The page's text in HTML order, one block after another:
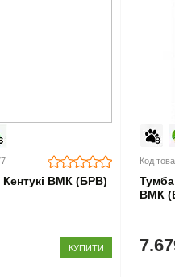
Кентукі ВМК (БРВ)
КУПИТИ
Код
Тумба
ВМК